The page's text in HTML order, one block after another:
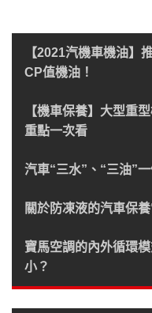
【2021汽機車機油】
CP值機油！
【機車保養】大型重
重點一次看
汽車“三水”、“三油”
關於防凍液的汽車保
寶馬空調的內外循環
小？